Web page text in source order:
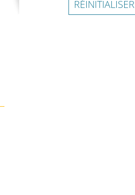
RÉINITIALISER